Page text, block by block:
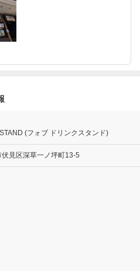
(フォブ ドリンクスタンド)
伏見区深草一ノ坪町13-5